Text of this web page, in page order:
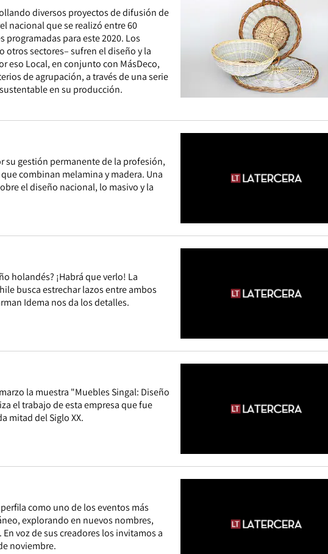
diversos proyectos de difusión de
nacional que se realizó entre 60
para este 2020. Los
sectores– sufren el diseño y la
eso Local, en conjunto con MásDeco,
de agrupación, a través de una serie
en su producción.
su gestión permanente de la profesión,
combinan melamina y madera. Una
el diseño nacional, lo masivo y la
holandés? ¡Habrá que verlo! La
busca estrechar lazos entre ambos
Idema nos da los detalles.
la muestra "Muebles Singal: Diseño
el trabajo de esta empresa que fue
mitad del Siglo XX.
como uno de los eventos más
explorando en nuevos nombres,
voz de sus creadores los invitamos a
noviembre.